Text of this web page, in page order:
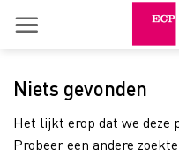
Niets gevonden
Het lijkt erop dat we deze
Probeer een andere